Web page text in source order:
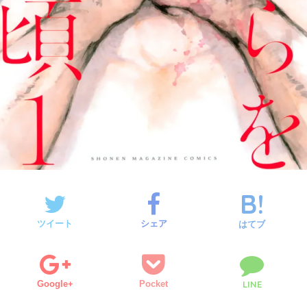
ツイート シェア はてブ
Google+ Pocket LINE